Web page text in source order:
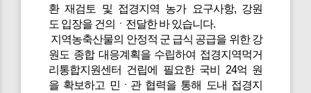
환 재검토 및 접경지역 농가 요구사항, 강원
도 입장을 건의ㆍ전달한 바 있습니다.
지역농축산물의 안정적 군 급식 공급을 위한 강
원도 종합 대응계획을 수립하여 접경지역먹거
리통합지원센터 건립에 필요한 국비 24억 원
을 확보하고 민ㆍ관 협력을 통해 도내 접경지